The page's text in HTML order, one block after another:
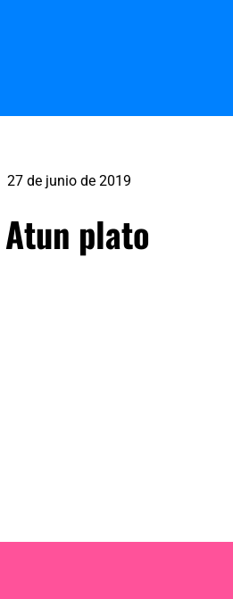
27 de junio de 2019
Atun plato